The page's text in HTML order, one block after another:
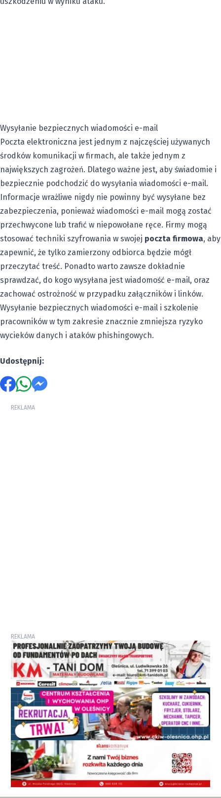
Wysyłanie bezpiecznych wiadomości e-mail
Poczta elektroniczna jest jednym z najczęściej używanych
środków komunikacji w firmach, ale także jednym z
największych zagrożeń. Dlatego ważne jest, aby świadomie i
bezpiecznie podchodzić do wysyłania wiadomości e-mail.
Informacje wrażliwe nigdy nie powinny być wysyłane bez
zabezpieczenia, ponieważ wiadomości e-mail mogą zostać
przechwycone lub trafić w niepowołane ręce. Firmy mogą
stosować techniki szyfrowania w swojej poczta firmowa, aby
zapewnić, że tylko zamierzony odbiorca będzie mógł
przeczytać treść. Ponadto warto zawsze dokładnie
sprawdzać, do kogo wysyłana jest wiadomość e-mail, oraz
zachować ostrożność w przypadku załączników i linków.
Wysyłanie bezpiecznych wiadomości e-mail i szkolenie
pracowników w tym zakresie znacznie zmniejsza ryzyko
wycieków danych i ataków phishingowych.
Udostępnij:
REKLAMA
REKLAMA